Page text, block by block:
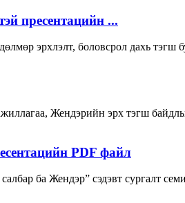
пресентацийн ...
эрхлэлт, боловсрол дахь тэгш
Жендэрийн эрх тэгш
PDF файл
ба Жендэр” сэдэвт сургалт